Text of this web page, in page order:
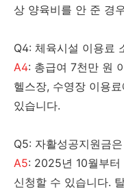
상 양육비를 안 준 경
Q4: 체육시설 이용료
A4: 총급여 7천만 원
헬스장, 수영장 이용
있습니다.
Q5: 자활성공지원금
A5: 2025년 10월부터
신청할 수 있습니다.